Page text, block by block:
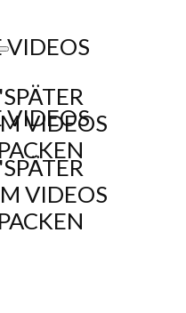
VIDEOS
VIDEOS
VIDEOS
VIDEOS